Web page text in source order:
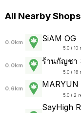
All Nearby Shops
0.0km SiAM OG
5.0 ( 10
0.0km ร้านกัญชา
5.0 ( 16
0.6km MARYUN
5.0 ( 2
SayHigh